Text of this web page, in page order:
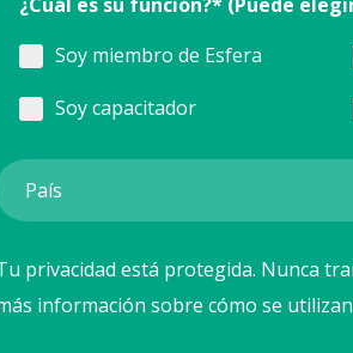
Soy miembro de Esfera
Soy capacitador
privacidad está protegida. Nunca
información sobre cómo se